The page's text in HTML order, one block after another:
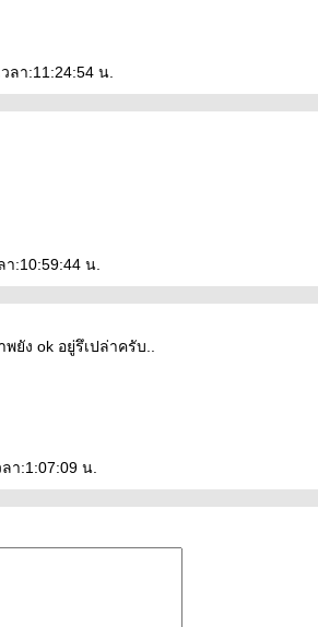
ลา:11:24:54 น.
:10:59:44 น.
ง ok อยู่รึเปล่าครับ..
า:1:07:09 น.